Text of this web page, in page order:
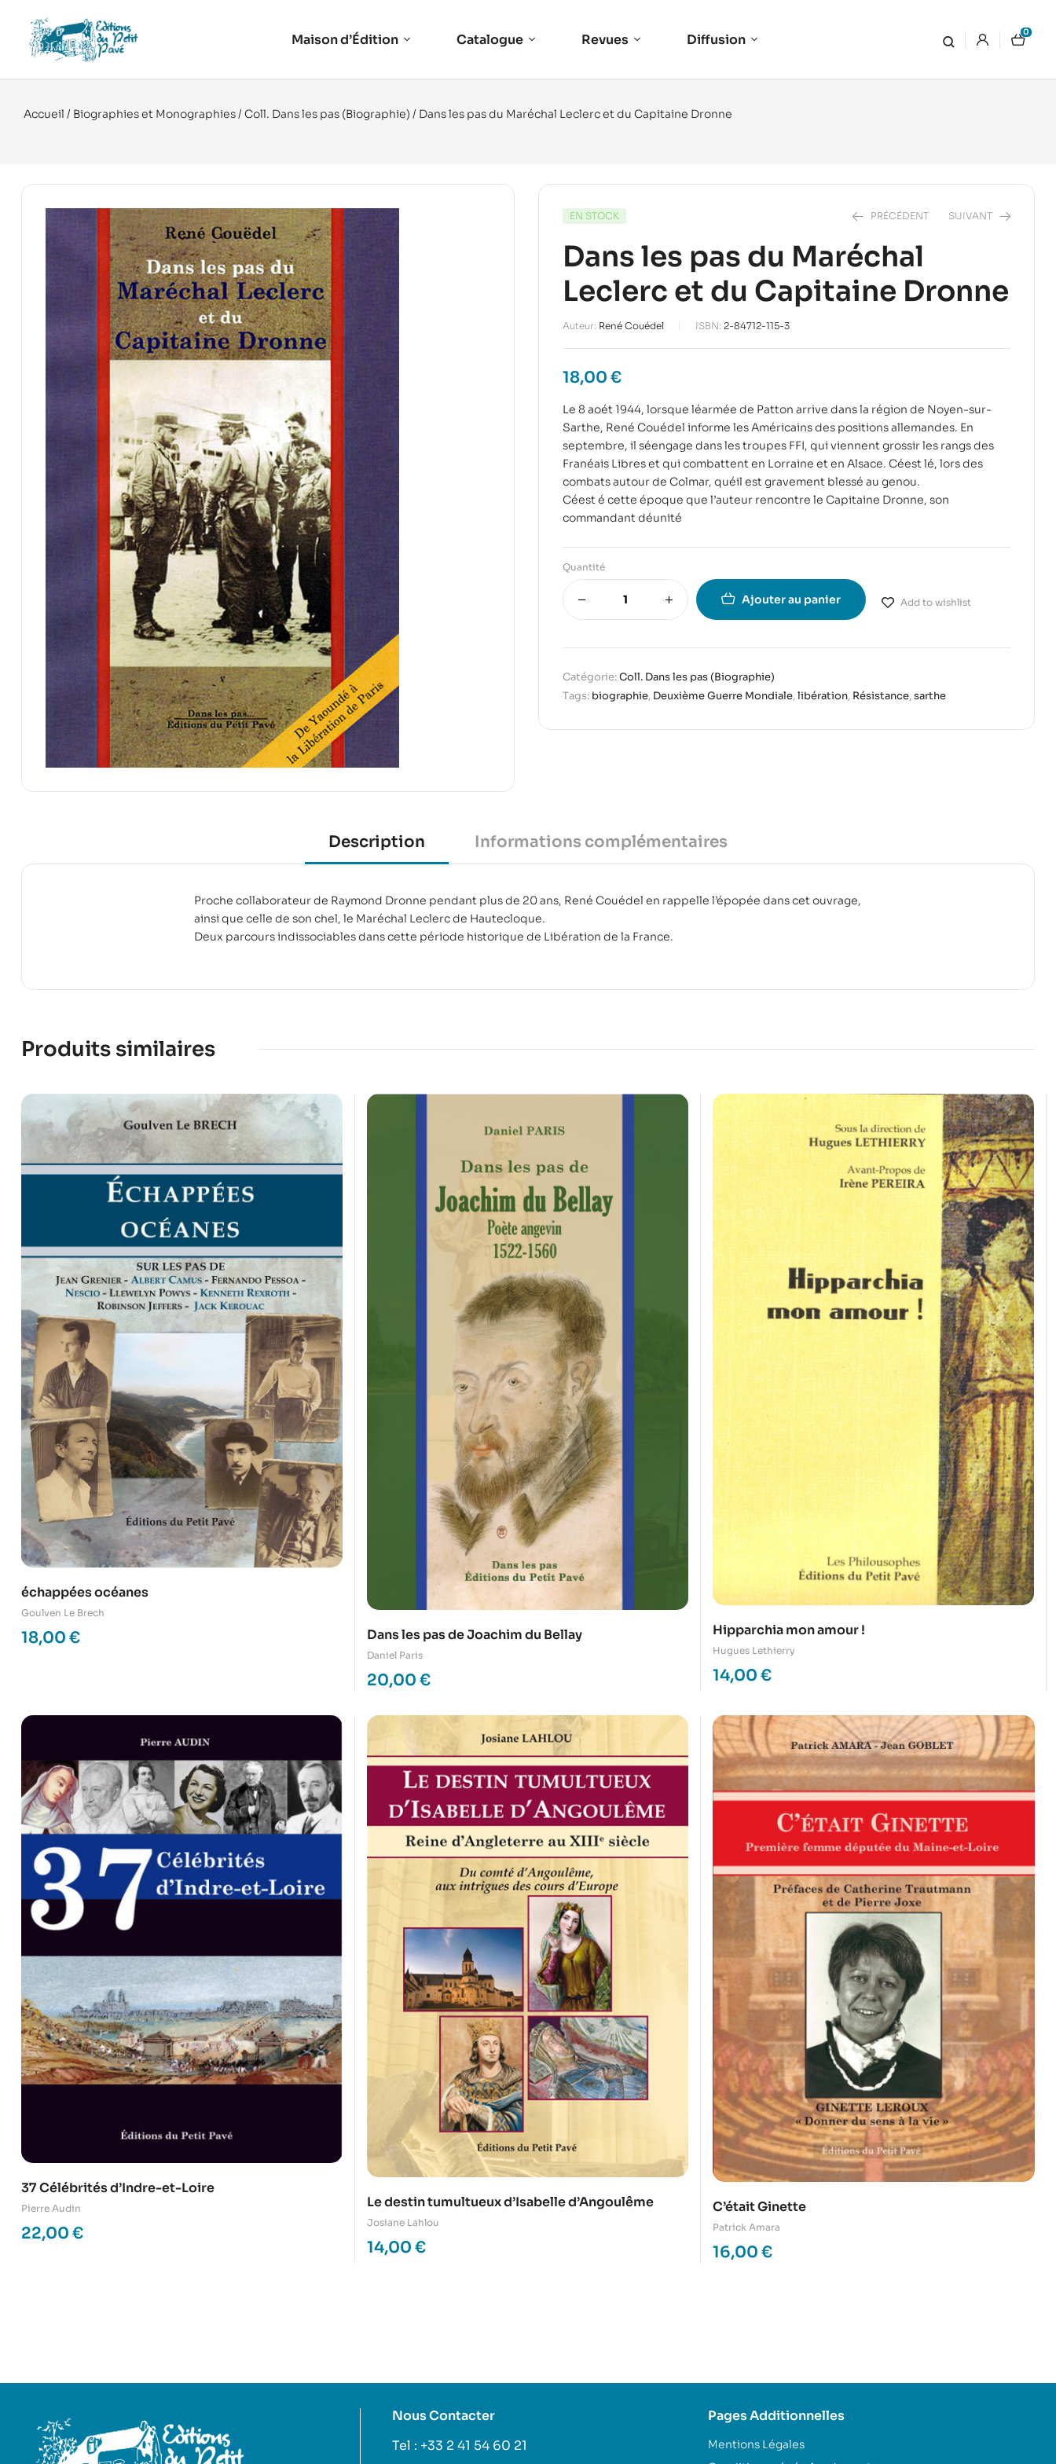
Maison d’Édition Catalogue Revues Diffusion 0
Accueil / Biographies et Monographies/ Coll. Dans les pas (Biographie) / Dans les pas du Maréchal Leclerc et du Capitaine Dronne
EN STOCK PRÉCÉDENT
18,00€
SUIVANT
14,00€
Dans les pas du Maréchal
Leclerc et du Capitaine Dronne
Auteur: René Couédel ISBN: 2-84712-115-3
18,00 €
Le 8 aoét 1944, lorsque léarmée de Patton arrive dans la région de Noyen-sur-
Sarthe, René Couédel informe les Américains des positions allemandes. En
septembre, il séengage dans les troupes FFI, qui viennent grossir les rangs des
Franéais Libres et qui combattent en Lorraine et en Alsace. Céest lé, lors des
combats autour de Colmar, quéil est gravement blessé au genou.
Céest é cette époque que l’auteur rencontre le Capitaine Dronne, son
commandant déunité
Quantité
Ajouter au panier Add to wishlist
Catégorie:Coll. Dans les pas (Biographie)
Tags: biographie, Deuxième Guerre Mondiale,libération, Résistance,sarthe
Description Informations complémentaires
Proche collaborateur de Raymond Dronne pendant plus de 20 ans, René Couédel en rappelle l’épopée dans cet ouvrage,
ainsi que celle de son chel, le Maréchal Leclerc de Hautecloque.
Deux parcours indissociables dans cette période historique de Libération de la France.
Produits similaires
échappées océanes
Goulven Le Brech
18,00 € Dans les pas de Joachim du Bellay
Daniel Paris
20,00 €
Hipparchia mon amour !
Hugues Lethierry
14,00 €
37 Célébrités d’Indre-et-Loire
Pierre Audin
22,00 €
Le destin tumultueux d’Isabelle d’Angoulême
Josiane Lahlou
14,00 €
C’était Ginette
Patrick Amara
16,00 €
Nous Contacter
Tel : +33 2 41 54 60 21
Pages Additionnelles
Mentions Légales